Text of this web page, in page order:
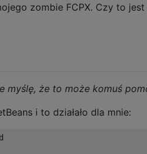
zombie FCPX. Czy to
myślę, że to może komuś
i to działało dla mnie: